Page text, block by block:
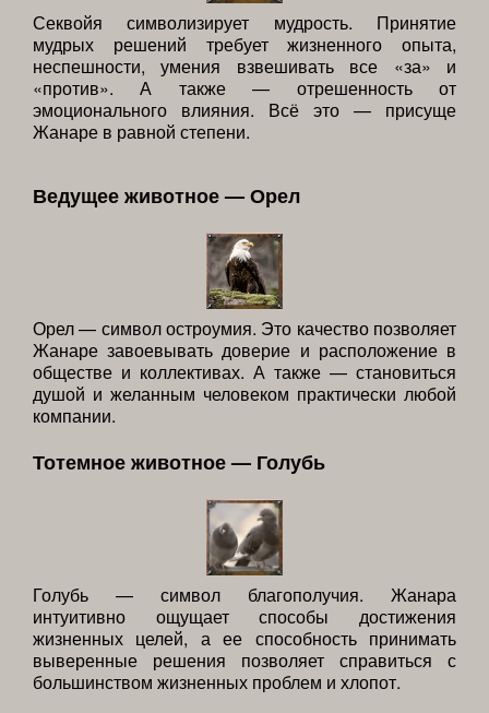
Секвойя символизирует мудрость. Принятие
мудрых решений требует жизненного опыта,
неспешности, умения взвешивать все «за» и
«против». А также — отрешенность от
эмоционального влияния. Всё это — присуще
Жанаре в равной степени.
Ведущее животное — Орел
Орел — символ остроумия. Это качество позволяет
Жанаре завоевывать доверие и расположение в
обществе и коллективах. А также — становиться
душой и желанным человеком практически любой
компании.
Тотемное животное — Голубь
Голубь — символ благополучия. Жанара
интуитивно ощущает способы достижения
жизненных целей, а ее способность принимать
выверенные решения позволяет справиться с
большинством жизненных проблем и хлопот.